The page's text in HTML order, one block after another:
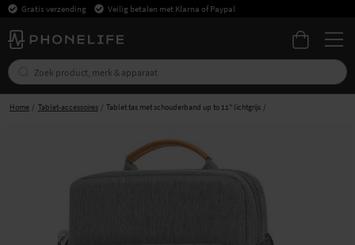
Gratis verzending Veilig betalen met Klarna of Paypal
Home Tablet-accessoires Tablet tas met schouderband up to 11" lichtgrijs